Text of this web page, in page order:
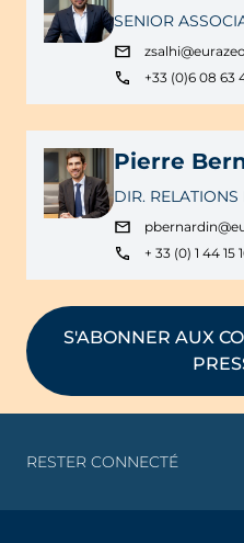
SENIOR
+33 (0)6 08 63
Pierre
DIR. RELATIONS
+ 33 (0) 1 44 15
S'ABONNER AUX
RESTER CONNECTÉ